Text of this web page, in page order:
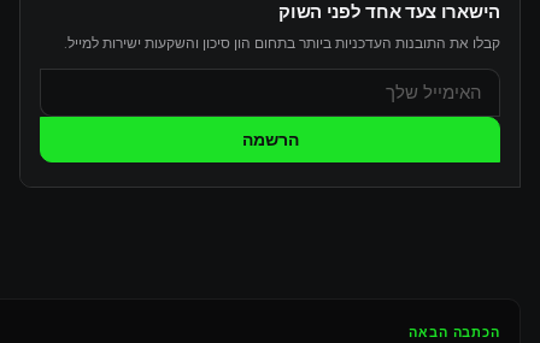
הישארו צעד אחד לפני השוק
קבלו את התובנות העדכניות ביותר בתחום הון סיכון והשקעות ישירות למייל.
הרשמה
הכתבה הבאה